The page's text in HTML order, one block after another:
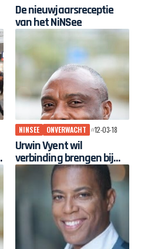
De nieuwjaarsreceptie
van het NiNSee
NINSEE ONVERWACHT 12-03-18
Urwin Vyent wil
verbinding brengen bij
het NiNSee